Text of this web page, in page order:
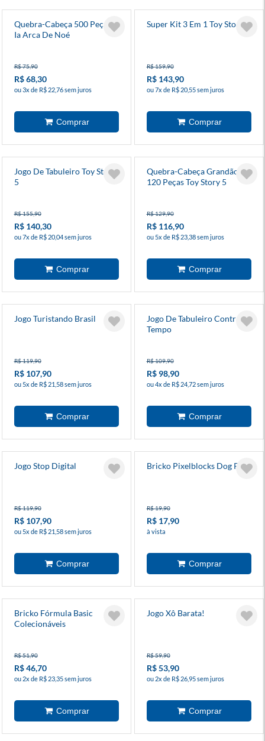
Quebra-Cabeça 500 Peças
Ia Arca De Noé
R$ 75,90
R$ 68,30
ou 3x de R$ 22,76 sem juros
Super Kit 3 Em 1 Toy Story 5
R$ 159,90
R$ 143,90
ou 7x de R$ 20,55 sem juros
Jogo De Tabuleiro Toy Story
5
R$ 155,90
R$ 140,30
ou 7x de R$ 20,04 sem juros
Quebra-Cabeça Grandão
120 Peças Toy Story 5
R$ 129,90
R$ 116,90
ou 5x de R$ 23,38 sem juros
Jogo Turistando Brasil
R$ 119,90
R$ 107,90
ou 5x de R$ 21,58 sem juros
Jogo De Tabuleiro Contra-
Tempo
R$ 109,90
R$ 98,90
ou 4x de R$ 24,72 sem juros
Jogo Stop Digital
R$ 119,90
R$ 107,90
ou 5x de R$ 21,58 sem juros
Bricko Pixelblocks Dog Park
R$ 19,90
R$ 17,90
à vista
Bricko Fórmula Basic
Colecionáveis
R$ 51,90
R$ 46,70
ou 2x de R$ 23,35 sem juros
Jogo Xô Barata!
R$ 59,90
R$ 53,90
ou 2x de R$ 26,95 sem juros